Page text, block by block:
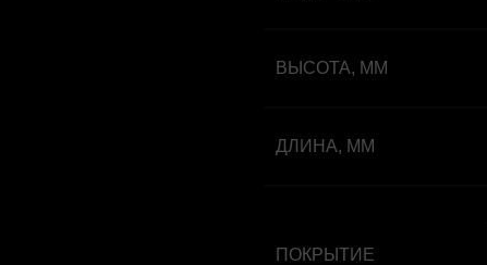
ВЫСОТА, ММ
ДЛИНА, ММ
ПОКРЫТИЕ